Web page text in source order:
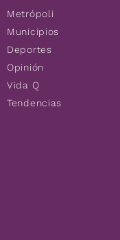
Metrópoli
Municipios
Deportes
Opinión
Vida Q
Tendencias